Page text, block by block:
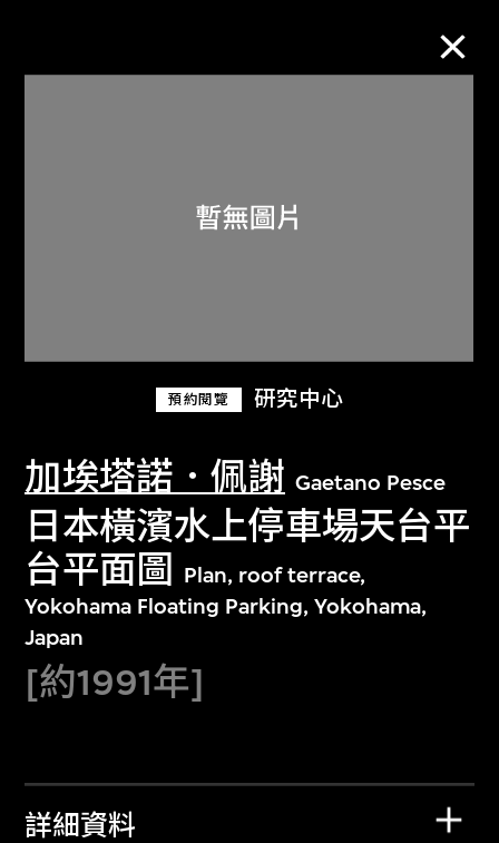
預約閱覽 研究中心
加埃塔諾．佩謝 Gaetano Pesce
日本橫濱水上停車場天台平
台平面圖
Plan, roof terrace,
Yokohama Floating Parking, Yokohama,
Japan
[約1991年]
詳細資料
關於M+藏品
探索世界頂級的二十及二十一世紀視覺
文化藏品。